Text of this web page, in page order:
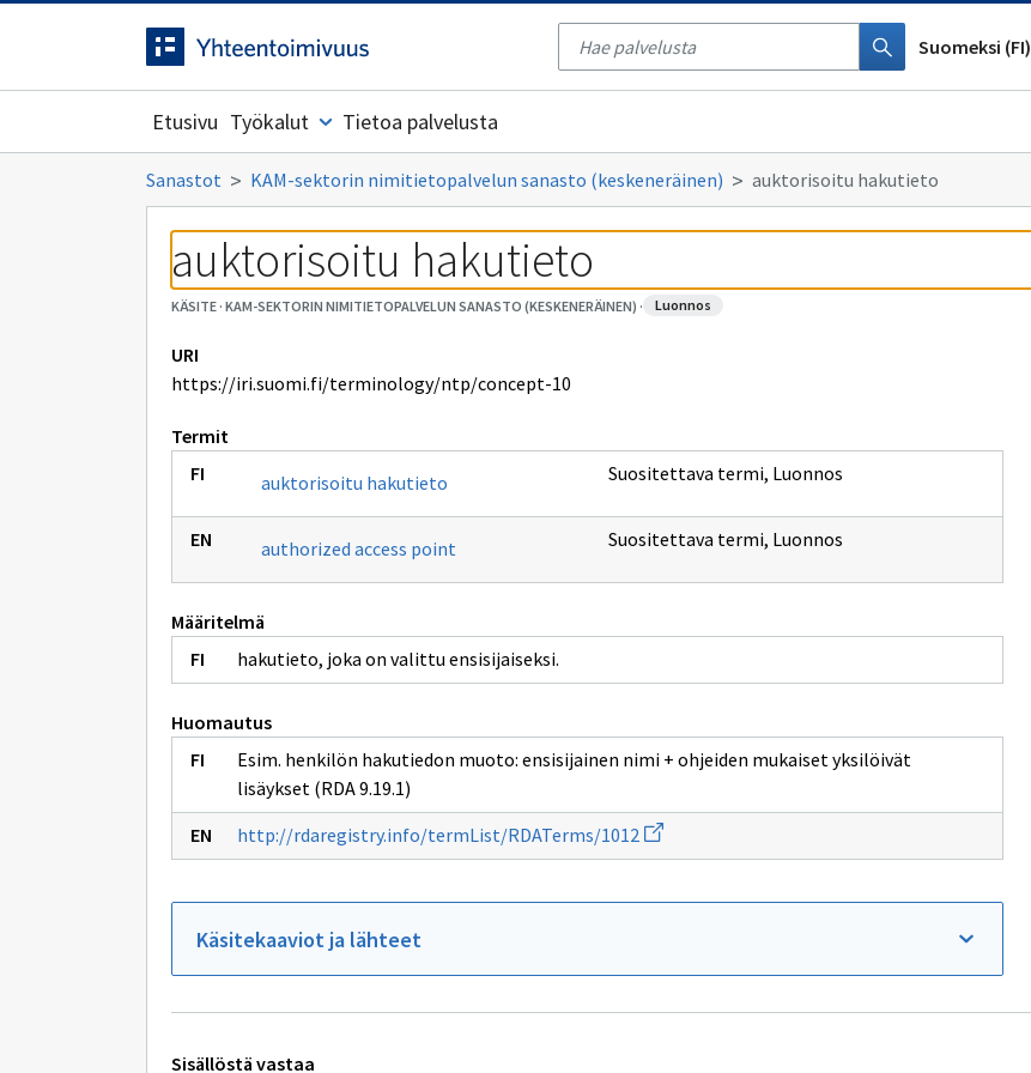
Siirrytty
Tyhjennä
haku
Suomeksi (FI)
Etusivu Työkalut Tietoa palvelusta
Sanastot KAM-sektorin nimitietopalvelun sanasto (keskeneräinen) auktorisoitu hakutieto
auktorisoitu hakutieto
KÄSITE· KAM-SEKTORIN NIMITIETOPALVELUN SANASTO (KESKENERÄINEN) · luonnos
URI
https://iri.suomi.fi/terminology/ntp/concept-10
Termit
auktorisoitu hakutieto
Suositettava termi, Luonnos
authorized access point Suositettava termi, Luonnos
Määritelmä
hakutieto, joka on valittu ensisijaiseksi.
Huomautus
Esim. henkilön hakutiedon muoto: ensisijainen nimi + ohjeiden mukaiset yksilöivät
lisäykset (RDA 9.19.1)
http://rdaregistry.info/termList/RDATerms/1012 Avaa
uuden
ikkunan
http://rdaregistry.info/termList/RDATerms/1012
Käsitekaaviot ja lähteet
Tekniset
Sisällöstä vastaa